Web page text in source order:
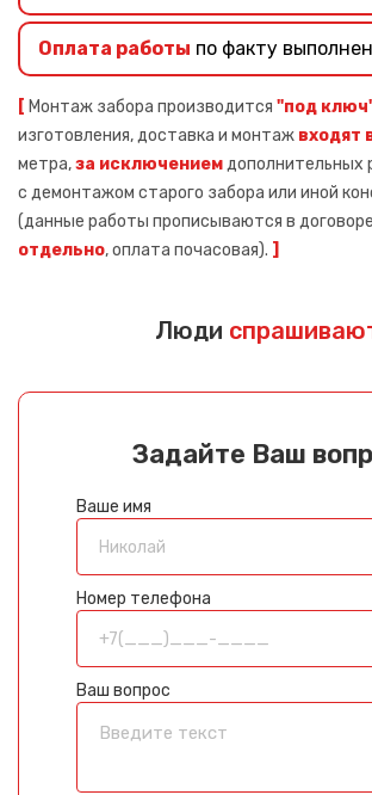
Оплата работы по факту
[ Монтаж забора производится "под
изготовления, доставка и монтаж входят
метра,за исключениемдополнительных
с демонтажом старого забора или иной
(данные работы прописываются в
отдельно, оплата почасовая). ]
Люди
Задайте Ваш
Ваше имя
Номер телефона
Ваш вопрос